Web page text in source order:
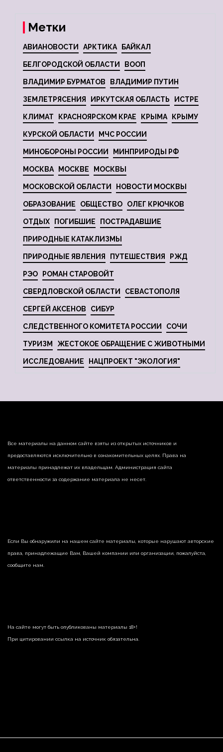
Метки
АВИАНОВОСТИ АРКТИКА БАЙКАЛ
БЕЛГОРОДСКОЙ ОБЛАСТИ ВООП
ВЛАДИМИР БУРМАТОВ ВЛАДИМИР ПУТИН
ЗЕМЛЕТРЯСЕНИЯ ИРКУТСКАЯ ОБЛАСТЬ ИСТРЕ
КЛИМАТ КРАСНОЯРСКОМ КРАЕ КРЫМА КРЫМУ
КУРСКОЙ ОБЛАСТИ МЧС РОССИИ
МИНОБОРОНЫ РОССИИ МИНПРИРОДЫ РФ
МОСКВА МОСКВЕ МОСКВЫ
МОСКОВСКОЙ ОБЛАСТИ НОВОСТИ МОСКВЫ
ОБРАЗОВАНИЕ ОБЩЕСТВО ОЛЕГ КРЮЧКОВ
ОТДЫХ ПОГИБШИЕ ПОСТРАДАВШИЕ
ПРИРОДНЫЕ КАТАКЛИЗМЫ
ПРИРОДНЫЕ ЯВЛЕНИЯ ПУТЕШЕСТВИЯ РЖД
РЭО РОМАН СТАРОВОЙТ
СВЕРДЛОВСКОЙ ОБЛАСТИ СЕВАСТОПОЛЯ
СЕРГЕЙ АКСЕНОВ СИБУР
СЛЕДСТВЕННОГО КОМИТЕТА РОССИИ СОЧИ
ТУРИЗМ ЖЕСТОКОЕ ОБРАЩЕНИЕ С ЖИВОТНЫМИ
ИССЛЕДОВАНИЕ НАЦПРОЕКТ "ЭКОЛОГИЯ"
Все материалы на данном сайте взяты из открытых источников и
предоставляются исключительно в ознакомительных целях. Права на
материалы принадлежат их владельцам. Администрация сайта
ответственности за содержание материала не несет.
Если Вы обнаружили на нашем сайте материалы, которые нарушают авторские
права, принадлежащие Вам, Вашей компании или организации, пожалуйста,
сообщите нам.
На сайте могут быть опубликованы материалы 18+!
При цитировании ссылка на источник обязательна.